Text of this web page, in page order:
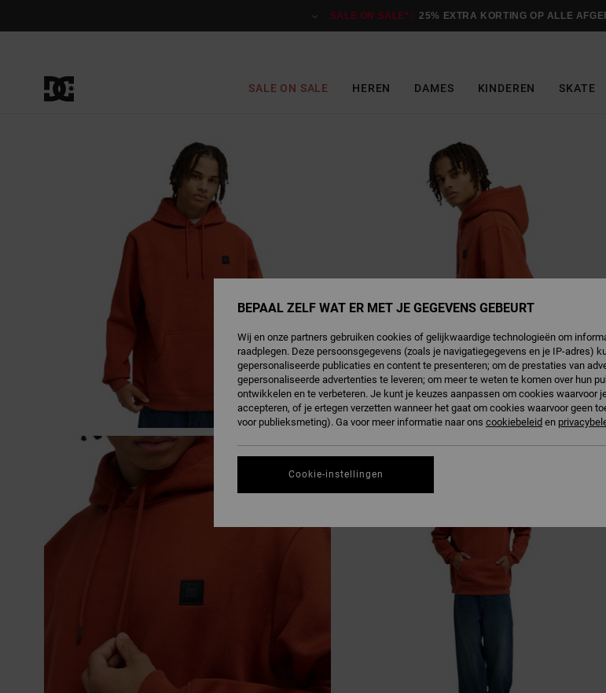
SALE ON SALE*: 25% EXTRA KORTING OP ALLE
SALE ON SALE HEREN DAMES KINDEREN SKATE
BEPAAL ZELF WAT ER MET JE GEGEVENS GEBEURT
Wij en onze partners gebruiken cookies of gelijkwaardige technologieën om
raadplegen. Deze persoonsgegevens (zoals je navigatiegegevens en je IP-adres)
gepersonaliseerde publicaties en content te presenteren; om de prestaties van
gepersonaliseerde advertenties te leveren; om meer te weten te komen over hun
ontwikkelen en te verbeteren. Je kunt je keuzes aanpassen om cookies waarvoor
accepteren, of je ertegen verzetten wanneer het gaat om cookies waarvoor geen
voor publieksmeting). Ga voor meer informatie naar ons cookiebeleid en
Cookie-instellingen